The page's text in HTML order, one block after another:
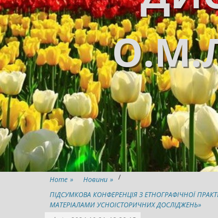
Home » Новини » /
ПІДСУМКОВА КОНФЕРЕНЦІЯ З ЕТНОГРАФІЧНОЇ
МАТЕРІАЛАМИ УСНОІСТОРИЧНИХ ДОСЛІДЖЕНЬ»